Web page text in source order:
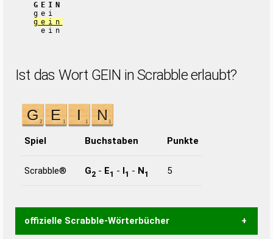
GEIN
gei
gein
ein
Ist das Wort GEIN in Scrabble erlaubt?
Spiel Buchstaben Punkte
Scrabble® G2 - E1 - I1 - N1 5
offizielle Scrabble-Wörterbücher